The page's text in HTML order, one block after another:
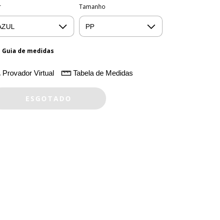
Tamanho
Guia de medidas
Provador Virtual Tabela de Medidas